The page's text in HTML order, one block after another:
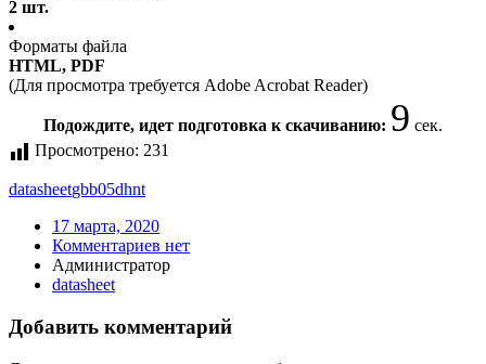
2 шт.
Форматы файла
HTML, PDF
(Для просмотра требуется Adobe Acrobat Reader)
Подождите, идет подготовка к скачиванию: 9 сек.
Просмотрено: 231
datasheetgbb05dhnt
17 марта, 2020
Комментариев нет
Администратор
datasheet
Добавить комментарий